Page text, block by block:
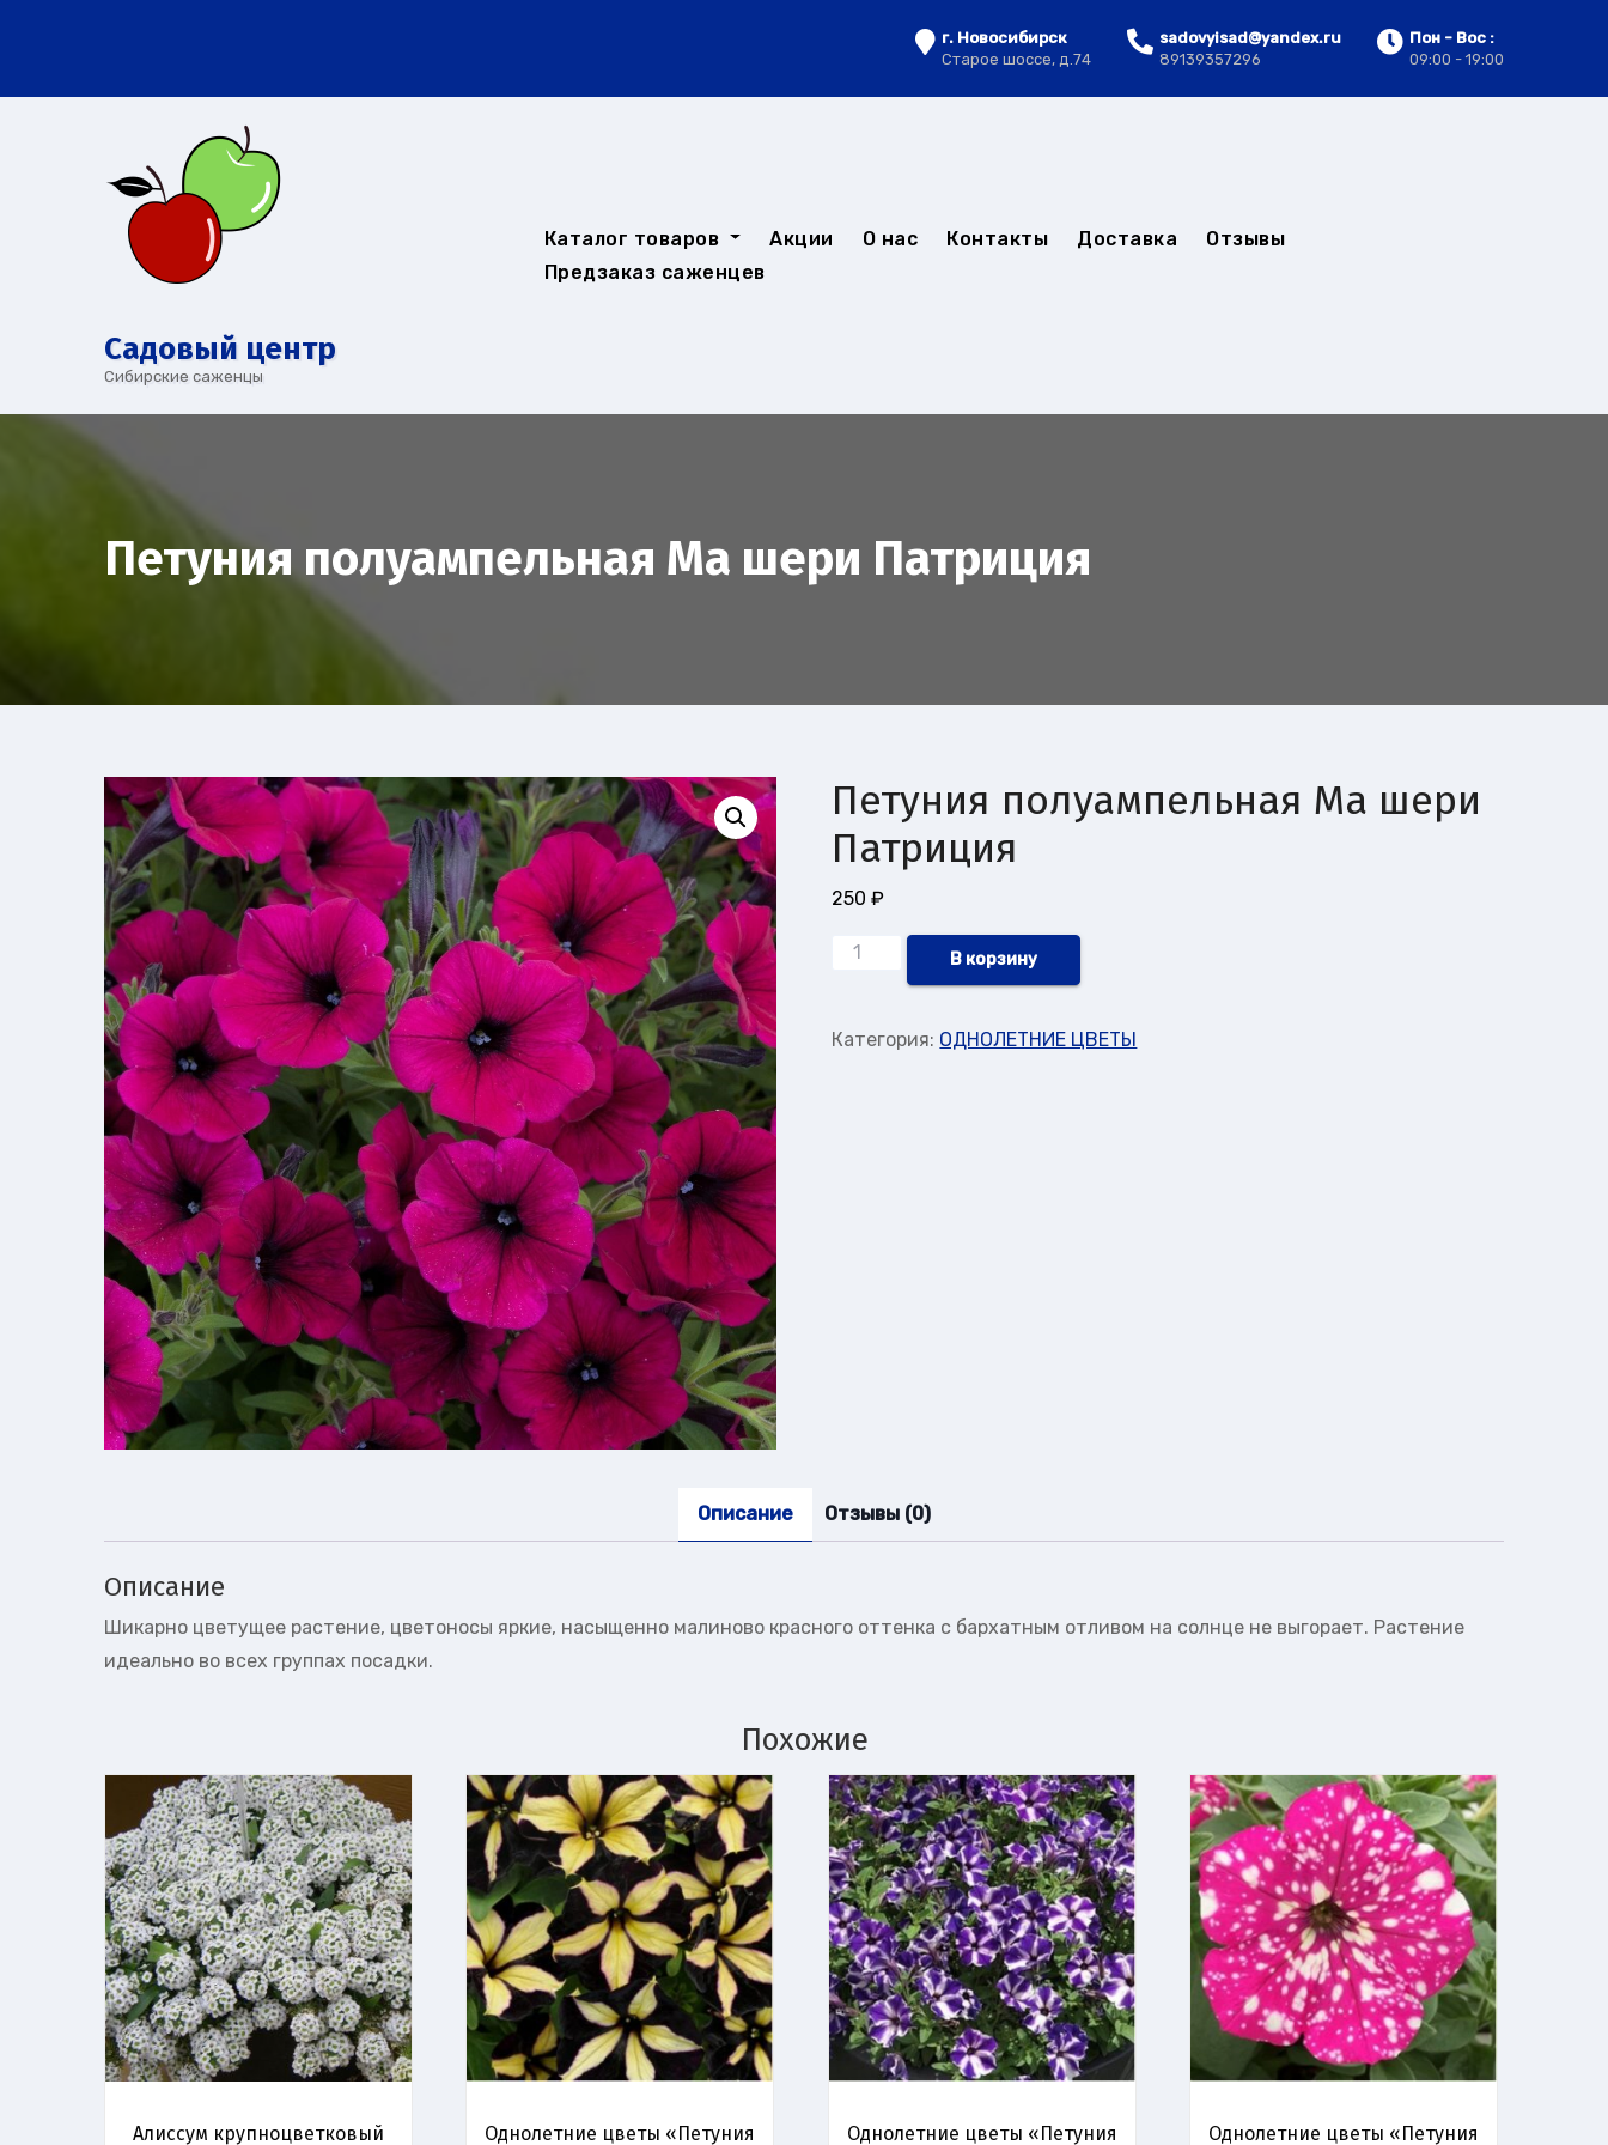
г. Новосибирск
Старое шоссе, д.74
sadovyisad@yandex.ru
89139357296
Пон - Вос :
09:00 - 19:00
Cадовый центр
Сибирские саженцы
Каталог товаров Акции О нас Контакты Доставка
Отзывы
Предзаказ саженцев
Петуния полуампельная Ма шери Патриция
Петуния полуампельная Ма шери
Патриция
250₽
Количество
полуампельная
В корзину
Категория: ОДНОЛЕТНИЕ ЦВЕТЫ
Описание Отзывы (0)
Описание
Шикарно цветущее растение, цветоносы яркие, насыщенно малиново красного оттенка с бархатным отливом на солнце не выгорает. Растение
идеально во всех группах посадки.
Похожие
Алиссум крупноцветковый Однолетние цветы «Петуния Однолетние цветы «Петуния Однолетние цветы «Петуния